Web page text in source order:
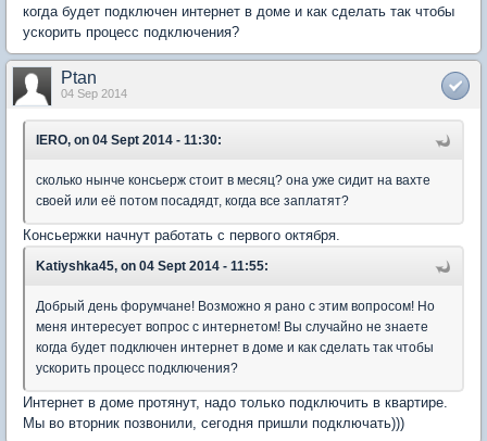
когда будет подключен интернет в доме и как сделать так чтобы
ускорить процесс подключения?
Ptan
04 Sep 2014
IERO, on 04 Sept 2014 - 11:30:
сколько нынче консьерж стоит в месяц? она уже сидит на вахте
своей или её потом посадядт, когда все заплатят?
Консьержки начнут работать с первого октября.
Katiyshka45, on 04 Sept 2014 - 11:55:
Добрый день форумчане! Возможно я рано с этим вопросом! Но
меня интересует вопрос с интернетом! Вы случайно не знаете
когда будет подключен интернет в доме и как сделать так чтобы
ускорить процесс подключения?
Интернет в доме протянут, надо только подключить в квартире.
Мы во вторник позвонили, сегодня пришли подключать)))